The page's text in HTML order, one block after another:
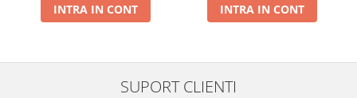
INTRA IN CONT
INTRA IN CONT
SUPORT CLIENTI